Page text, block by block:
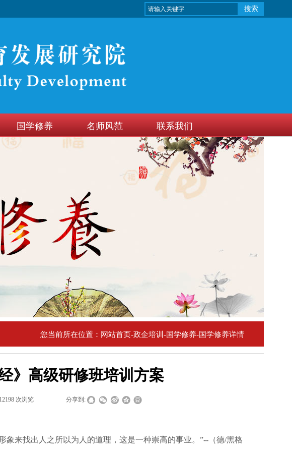
搜索
国学修养 名师风范 联系我们
您当前所在位置：网站首页-政企培训-国学修养-国学修养详情
》高级研修班培训方案
12198 次浏览 分享到:
来找出人之所以为人的道理，这是一种崇高的事业。”--（德/黑格